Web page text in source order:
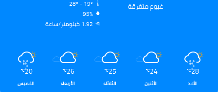
غيوم متفرقة
95%
1.92 كيلومتر/ساعة
28
℃
الأحد
24
℃
الأثنين
25
℃
الثلاثاء
26
℃
الأربعاء
20
℃
الخميس